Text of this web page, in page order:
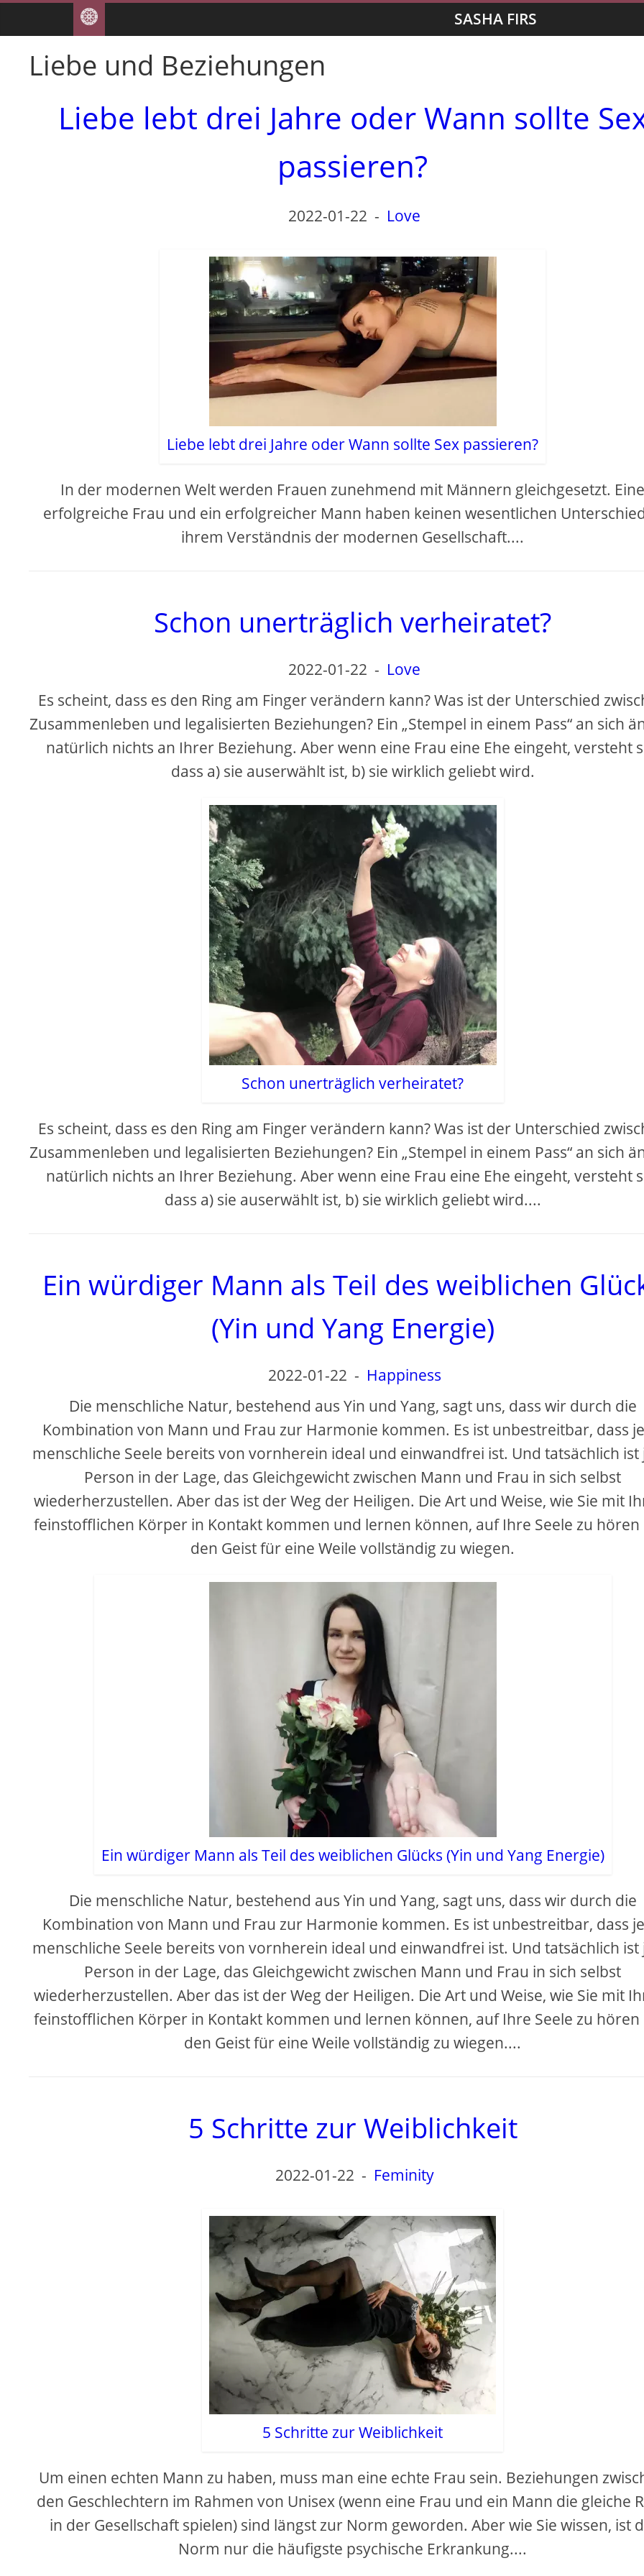
SASHA FIRS
Liebe und Beziehungen
Liebe lebt drei Jahre oder Wann sollte
passieren?
2022-01-22 - Love
Liebe lebt drei Jahre oder Wann sollte Sex passieren?
In der modernen Welt werden Frauen zunehmend mit Männern gleichgesetzt.
erfolgreiche Frau und ein erfolgreicher Mann haben keinen wesentlichen
ihrem Verständnis der modernen Gesellschaft....
Schon unerträglich verheiratet?
2022-01-22 - Love
Es scheint, dass es den Ring am Finger verändern kann? Was ist der Unterschied
Zusammenleben und legalisierten Beziehungen? Ein „Stempel in einem Pass“ an sich
natürlich nichts an Ihrer Beziehung. Aber wenn eine Frau eine Ehe eingeht, versteht
dass a) sie auserwählt ist, b) sie wirklich geliebt wird.
Schon unerträglich verheiratet?
Es scheint, dass es den Ring am Finger verändern kann? Was ist der Unterschied
Zusammenleben und legalisierten Beziehungen? Ein „Stempel in einem Pass“ an sich
natürlich nichts an Ihrer Beziehung. Aber wenn eine Frau eine Ehe eingeht, versteht
dass a) sie auserwählt ist, b) sie wirklich geliebt wird....
Ein würdiger Mann als Teil des weiblichen
(Yin und Yang Energie)
2022-01-22 - Happiness
Die menschliche Natur, bestehend aus Yin und Yang, sagt uns, dass wir durch die
Kombination von Mann und Frau zur Harmonie kommen. Es ist unbestreitbar, dass
menschliche Seele bereits von vornherein ideal und einwandfrei ist. Und tatsächlich ist
Person in der Lage, das Gleichgewicht zwischen Mann und Frau in sich selbst
wiederherzustellen. Aber das ist der Weg der Heiligen. Die Art und Weise, wie Sie mit
feinstofflichen Körper in Kontakt kommen und lernen können, auf Ihre Seele zu
den Geist für eine Weile vollständig zu wiegen.
Ein würdiger Mann als Teil des weiblichen Glücks (Yin und Yang Energie)
Die menschliche Natur, bestehend aus Yin und Yang, sagt uns, dass wir durch die
Kombination von Mann und Frau zur Harmonie kommen. Es ist unbestreitbar, dass
menschliche Seele bereits von vornherein ideal und einwandfrei ist. Und tatsächlich ist
Person in der Lage, das Gleichgewicht zwischen Mann und Frau in sich selbst
wiederherzustellen. Aber das ist der Weg der Heiligen. Die Art und Weise, wie Sie mit
feinstofflichen Körper in Kontakt kommen und lernen können, auf Ihre Seele zu
den Geist für eine Weile vollständig zu wiegen....
5 Schritte zur Weiblichkeit
2022-01-22 - Feminity
5 Schritte zur Weiblichkeit
Um einen echten Mann zu haben, muss man eine echte Frau sein. Beziehungen
den Geschlechtern im Rahmen von Unisex (wenn eine Frau und ein Mann die gleiche
in der Gesellschaft spielen) sind längst zur Norm geworden. Aber wie Sie wissen, ist
Norm nur die häufigste psychische Erkrankung....